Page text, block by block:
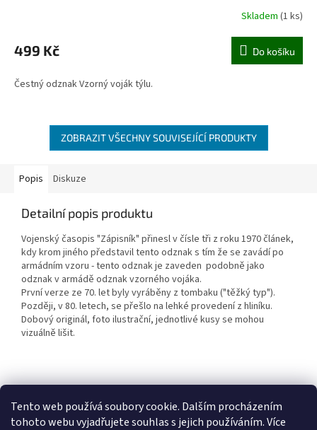
Tento web používá soubory cookie. Dalším procházením
tohoto webu vyjadřujete souhlas s jejich používáním. Více
Skladem (1 ks)
499 Kč Do košíku
Čestný odznak Vzorný voják týlu.
ZOBRAZIT VŠECHNY SOUVISEJÍCÍ PRODUKTY
Popis Diskuze
Detailní popis produktu
Vojenský časopis "Zápisník" přinesl v čísle tři z roku 1970 článek,
kdy krom jiného představil tento odznak s tím že se zavádí po
armádním vzoru - tento odznak je zaveden podobně jako
odznak v armádě odznak vzorného vojáka.
První verze ze 70. let byly vyráběny z tombaku ("těžký typ").
Později, v 80. letech, se přešlo na lehké provedení z hliníku.
Dobový originál, foto ilustrační, jednotlivé kusy se mohou
vizuálně lišit.
Z
Penzion RENSHOF - ubytování na Šumavě VZORNÝ VOJÁK